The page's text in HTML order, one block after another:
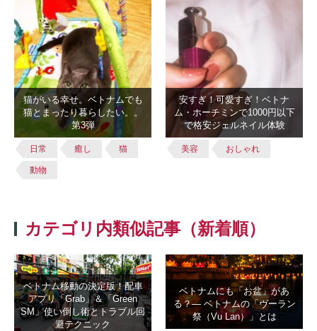
猫がいる幸せ。ベトナムでも
猫とまったり暮らしたい。。
第3弾
日常 癒し 猫
動物
安すぎ！可愛すぎ！ベトナ
ム・ホーチミンで1000円以下
で格安ジェルネイル体験
美容 おしゃれ
カテゴリ内類似記事（新着順）
ベトナム移動の決定版！配車
アプリ「Grab」＆「Green
SM」使い倒し術とトラブル回
避テクニック
ベトナムにも「お盆」があ
る？― ベトナムの「ヴーラン
祭（Vu Lan）」とは